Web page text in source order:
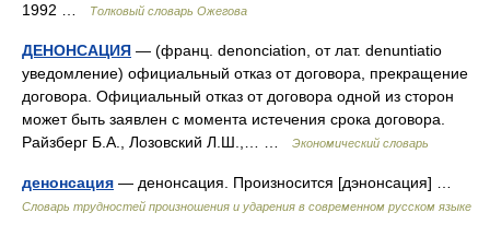
1992 …
Толковый словарь Ожегова
ДЕНОНСАЦИЯ — (франц. denonciation, от лат. denuntiatio
уведомление) официальный отказ от договора, прекращение
договора. Официальный отказ от договора одной из сторон
может быть заявлен с момента истечения срока договора.
Райзберг Б.А., Лозовский Л.Ш.,… …
Экономический словарь
денонсация — денонсация. Произносится [дэнонсация] …
Словарь трудностей произношения и ударения в современном русском языке